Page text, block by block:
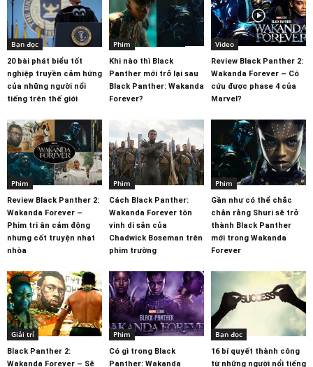
Bạn đọc
20 bài phát biểu tốt
nghiệp truyền cảm hứng
của những người nổi
tiếng trên thế giới
Phim
Khi nào thì Black
Panther mới trở lại sau
Black Panther: Wakanda
Forever?
Video
Review Black Panther 2:
Wakanda Forever – Có
cứu được phase 4 của
Marvel?
Phim
Review Black Panther 2:
Wakanda Forever –
Phim tri ân cảm động
nhưng cốt truyện nhạt
nhòa
Phim
Cách Black Panther:
Wakanda Forever tôn
vinh di sản của
Chadwick Boseman trên
phim trường
Phim
Gần như có thể chắc
chắn rằng Shuri sẽ trở
thành Black Panther
mới trong Wakanda
Forever
Giải trí
Black Panther 2:
Wakanda Forever – Sẽ
Phim
Có gì trong Black
Panther: Wakanda
Bạn đọc
16 bí quyết thành công
từ những người nổi tiếng